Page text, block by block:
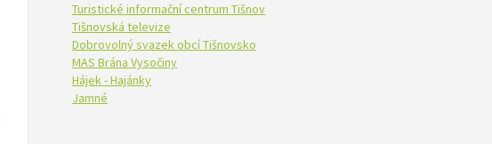
Turistické informační centrum Tišnov
Tišnovská televize
Dobrovolný svazek obcí Tišnovsko
MAS Brána Vysočiny
Hájek - Hajánky
Jamné